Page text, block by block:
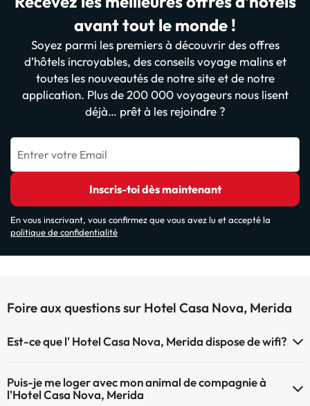
avant tout le monde !
Soyez parmi les premiers à découvrir des offres
d’hôtels incroyables, des conseils voyage malins et
toutes les nouveautés de notre site et de notre
application. Plus de 200 000 voyageurs nous lisent
déjà… prêt à les rejoindre ?
Entrer votre Email
Inscris-toi dès maintenant
En vous inscrivant, vous confirmez que vous avez lu et accepté la
politique de confidentialité
Foire aux questions sur Hotel Casa Nova, Merida
Est-ce que l' Hotel Casa Nova, Merida dispose de wifi?
Puis-je me loger avec mon animal de compagnie à
l'Hotel Casa Nova, Merida